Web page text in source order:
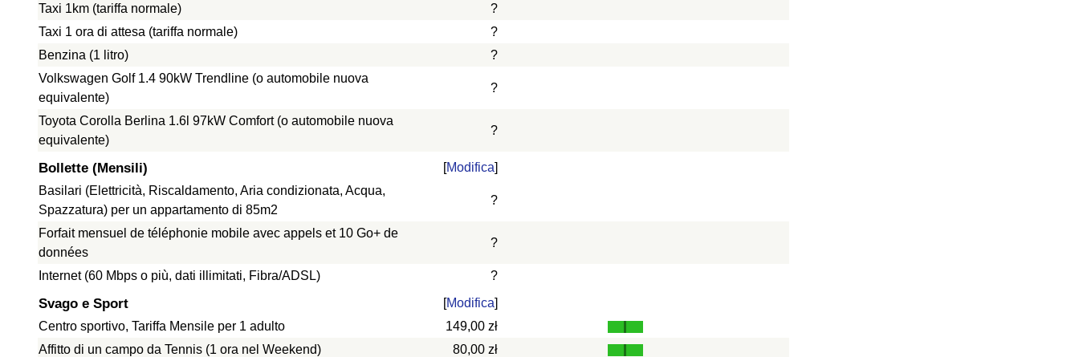
Taxi 1km (tariffa normale)
?
Taxi 1 ora di attesa (tariffa normale)
?
Benzina (1 litro)
?
Volkswagen Golf 1.4 90kW Trendline (o automobile nuova
equivalente)
?
Toyota Corolla Berlina 1.6l 97kW Comfort (o automobile nuova
equivalente)
?
Bollette (Mensili) [Modifica]
Basilari (Elettricità, Riscaldamento, Aria condizionata, Acqua,
Spazzatura) per un appartamento di 85m2
?
Forfait mensuel de téléphonie mobile avec appels et 10 Go+ de
données
?
Internet (60 Mbps o più, dati illimitati, Fibra/ADSL) ?
Svago e Sport [Modifica]
Centro sportivo, Tariffa Mensile per 1 adulto
149,00 zł
Affitto di un campo da Tennis (1 ora nel Weekend)
80,00 zł